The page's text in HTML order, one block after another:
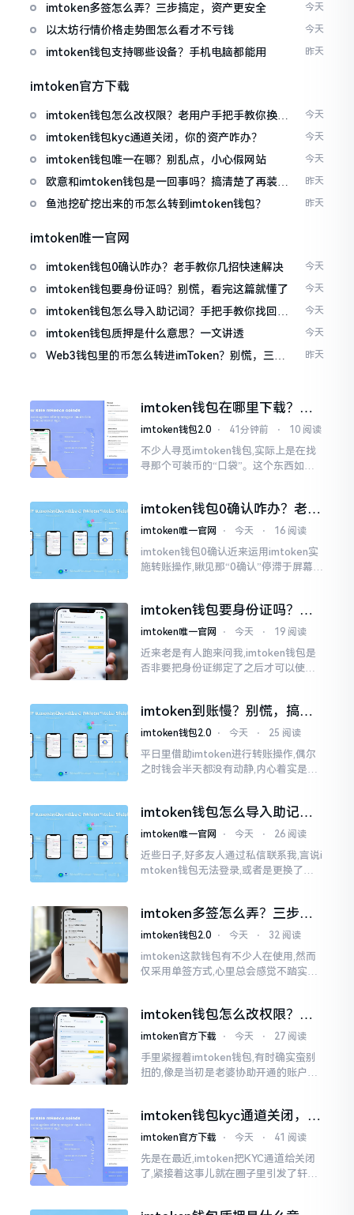
imtoken多签怎么弄？三步搞定，资产更安全 今天
以太坊行情价格走势图怎么看才不亏钱 今天
imtoken钱包支持哪些设备？手机电脑都能用 昨天
imtoken官方下载
imtoken钱包怎么改权限？老用户手把手教你换主
人
今天
imtoken钱包kyc通道关闭，你的资产咋办？ 今天
imtoken钱包唯一在哪？别乱点，小心假网站 今天
欧意和imtoken钱包是一回事吗？搞清楚了再装钱
包
昨天
鱼池挖矿挖出来的币怎么转到imtoken钱包？ 昨天
imtoken唯一官网
imtoken钱包0确认咋办？老手教你几招快速解决 今天
imtoken钱包要身份证吗？别慌，看完这篇就懂了 今天
imtoken钱包怎么导入助记词？手把手教你找回资
产
今天
imtoken钱包质押是什么意思？一文讲透 今天
Web3钱包里的币怎么转进imToken？别慌，三步
昨天
imtoken钱包在哪里下载？老
手教你几招避坑
imtoken钱包2.0 ⋅ 41分钟前 ⋅ 10 阅读
不少人寻觅imtoken钱包,实际上是在找
寻那个可装币的“口袋”。这个东西如今
持。
imtoken钱包0确认咋办？老手
教你几招快速解决
imtoken唯一官网 ⋅ 今天 ⋅ 16 阅读
imtoken钱包0确认近来运用imtoken实
施转账操作,瞅见那“0确认”停滞于屏幕之
你仅有干巴巴等待其一途。
imtoken钱包要身份证吗？别
慌，看完这篇就懂了
imtoken唯一官网 ⋅ 今天 ⋅ 19 阅读
近来老是有人跑来问我,imtoken钱包是
否非要把身份证绑定了之后才可以使用
清楚了
imtoken到账慢？别慌，搞懂
这几点比啥都强
imtoken钱包2.0 ⋅ 今天 ⋅ 25 阅读
平日里借助imtoken进行转账操作,偶尔
之时钱会半天都没有动静,内心着实是挺
这个东西呢
imtoken钱包怎么导入助记
词？手把手教你找回资产
imtoken唯一官网 ⋅ 今天 ⋅ 26 阅读
近些日子,好多友人通过私信联系我,言说i
mtoken钱包无法登录,或者是更换了手
imtoken多签怎么弄？三步搞
定，资产更安全
imtoken钱包2.0 ⋅ 今天 ⋅ 32 阅读
imtoken这款钱包有不少人在使用,然而
仅采用单签方式,心里总会感觉不踏实。
上就是给资产增添一道保障
imtoken钱包怎么改权限？老
用户手把手教你换主人
imtoken官方下载 ⋅ 今天 ⋅ 27 阅读
手里紧握着imtoken钱包,有时确实蛮别
扭的,像是当初是老婆协助开通的账户呢,
imtoken钱包kyc通道关闭，你
的资产咋办？
imtoken官方下载 ⋅ 今天 ⋅ 41 阅读
先是在最近,imtoken把KYC通道给关闭
了,紧接着这事儿就在圈子里引发了轩然